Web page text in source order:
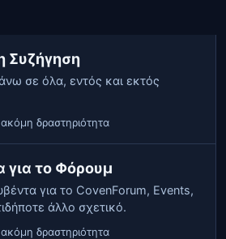
Συζήγηση
σε όλα, εντός και εκτός
δραστηριότητα
για το Φόρουμ
για το CovenForum, Events,
άλλο σχετικό.
δραστηριότητα